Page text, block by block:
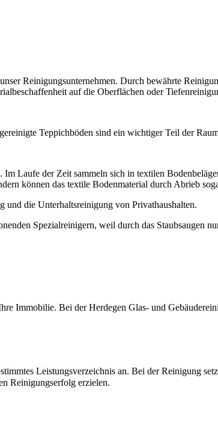
Reinigungsunternehmen. Durch bewährte
auf die Oberflächen oder
Teppichböden sind ein wichtiger Teil der
Laufe der Zeit sammeln sich in textilen
können das textile Bodenmaterial durch Abrieb
und die Unterhaltsreinigung von Privathaushalten.
Spezialreinigern, weil durch das Staubsaugen
Immobilie. Bei der Herdegen Glas- und
Leistungsverzeichnis an. Bei der Reinigung
Reinigungserfolg erzielen.